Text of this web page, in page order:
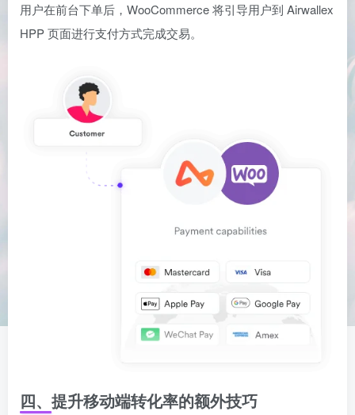
用户在前台下单后，WooCommerce 将引导用户到 Airwallex
HPP 页面进行支付方式完成交易。
四、提升移动端转化率的额外技巧